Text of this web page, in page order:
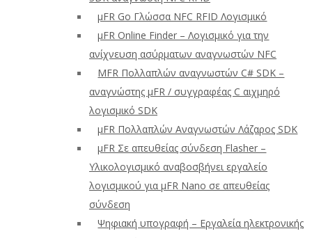
μFR Go Γλώσσα NFC RFID Λογισμικό
μFR Online Finder – Λογισμικό για την
ανίχνευση ασύρματων αναγνωστών NFC
ΜFR Πολλαπλών αναγνωστών C# SDK –
αναγνώστης μFR / συγγραφέας C αιχμηρό
λογισμικό SDK
μFR Πολλαπλών Αναγνωστών Λάζαρος SDK
μFR Σε απευθείας σύνδεση Flasher –
Υλικολογισμικό αναβοσβήνει εργαλείο
λογισμικού για μFR Nano σε απευθείας
σύνδεση
Ψηφιακή υπογραφή – Εργαλεία ηλεκτρονικής